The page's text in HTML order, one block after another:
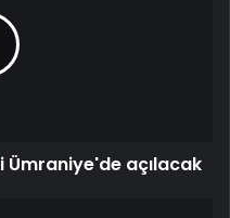
Ümraniye'de açılacak